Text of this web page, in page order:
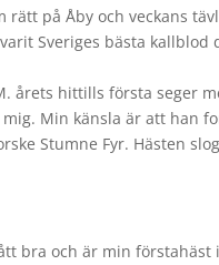
på Åby och veckans
Sveriges bästa
årets hittills första seger
Min känsla är att han
Stumne Fyr. Hästen
bra och är min